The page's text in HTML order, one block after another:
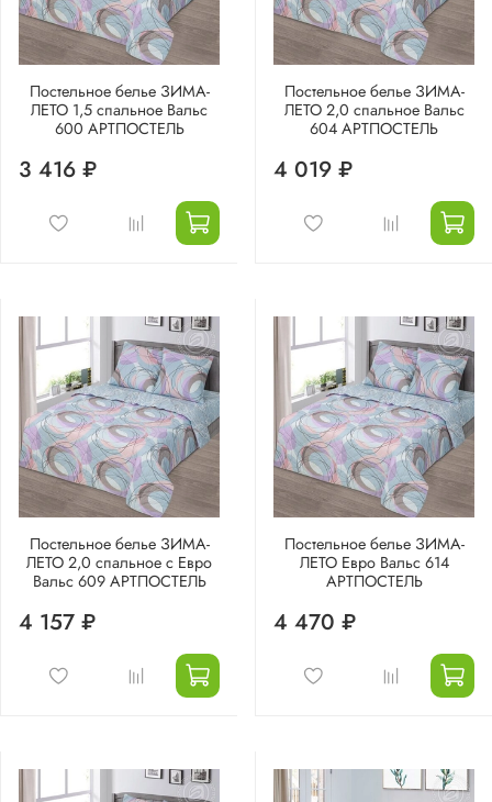
Постельное белье ЗИМА-
ЛЕТО 1,5 спальное Вальс
600 АРТПОСТЕЛЬ
3 416 ₽
Постельное белье ЗИМА-
ЛЕТО 2,0 спальное Вальс
604 АРТПОСТЕЛЬ
4 019 ₽
Постельное белье ЗИМА-
ЛЕТО 2,0 спальное с Евро
Вальс 609 АРТПОСТЕЛЬ
4 157 ₽
Постельное белье ЗИМА-
ЛЕТО Евро Вальс 614
АРТПОСТЕЛЬ
4 470 ₽